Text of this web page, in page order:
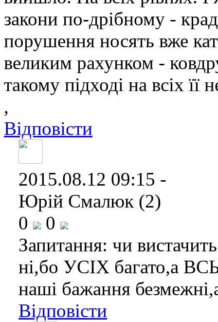
закони по-дрібному -
порушення носять вже
великим рахунком -
такому підході на всіх її
,
Відповісти
2015.08.12 09:15 -
Юрій Смалюк (2)
0
0
Запитання: чи
ні,бо УСІХ багато,а
наші бажання
Відповісти